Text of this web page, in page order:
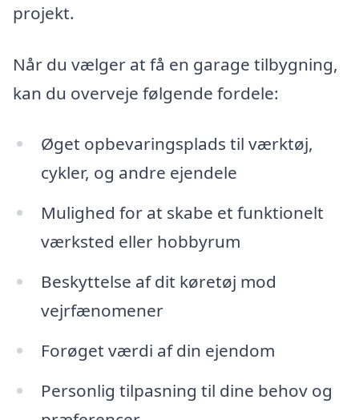
projekt.
Når du vælger at få en garage tilbygning,
kan du overveje følgende fordele:
Øget opbevaringsplads til værktøj,
cykler, og andre ejendele
Mulighed for at skabe et funktionelt
værksted eller hobbyrum
Beskyttelse af dit køretøj mod
vejrfænomener
Forøget værdi af din ejendom
Personlig tilpasning til dine behov og